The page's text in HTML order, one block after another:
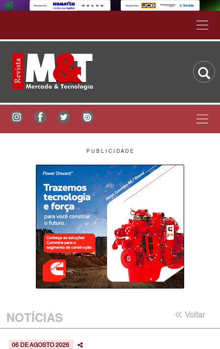
P U B L I C I D A D E
NOTÍCIAS Voltar
06 DE AGOSTO 2026